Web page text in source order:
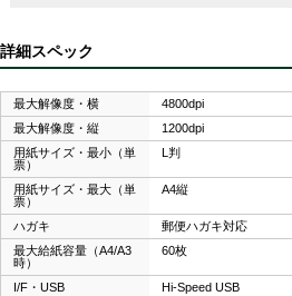
詳細スペック
最大解像度・横
4800dpi
最大解像度・縦
1200dpi
用紙サイズ・最小（単
票）
L判
用紙サイズ・最大（単
票）
A4縦
ハガキ
郵便ハガキ対応
最大給紙容量（A4/A3
時）
60枚
I/F・USB
Hi-Speed USB